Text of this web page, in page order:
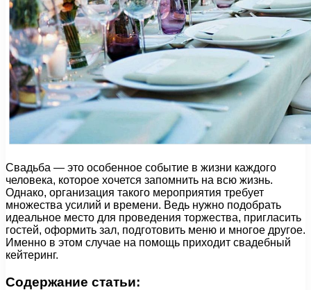
Свадьба — это особенное событие в жизни каждого
человека, которое хочется запомнить на всю жизнь.
Однако, организация такого мероприятия требует
множества усилий и времени. Ведь нужно подобрать
идеальное место для проведения торжества, пригласить
гостей, оформить зал, подготовить меню и многое другое.
Именно в этом случае на помощь приходит свадебный
кейтеринг.
Содержание статьи: